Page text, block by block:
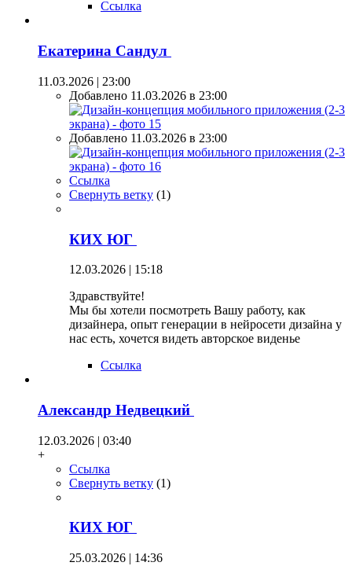
Ссылка
Екатерина Сандул
11.03.2026 | 23:00
Добавлено 11.03.2026 в 23:00
Добавлено 11.03.2026 в 23:00
Ссылка
Свернуть ветку (1)
КИХ ЮГ
12.03.2026 | 15:18
Здравствуйте!
Мы бы хотели посмотреть Вашу работу, как
дизайнера, опыт генерации в нейросети дизайна у
нас есть, хочется видеть авторское виденье
Ссылка
Александр Недвецкий
12.03.2026 | 03:40
+
Ссылка
Свернуть ветку (1)
КИХ ЮГ
25.03.2026 | 14:36